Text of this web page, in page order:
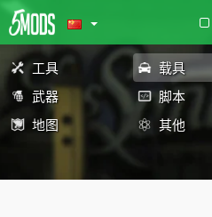
工具 载具
武器
脚本
地图
其他